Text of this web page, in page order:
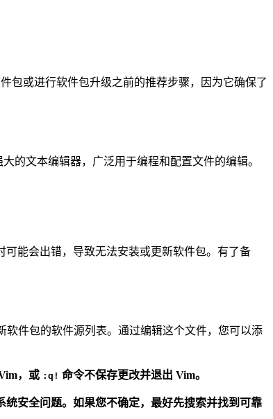
包或进行软件包升级之前的推荐步骤，因为它确保了
的文本编辑器，广泛用于编程和配置文件的编辑。
可能会出错，导致无法安装或更新软件包。有了备
软件包的软件源列表。通过编辑这个文件，您可以添
，或 :q! 命令不保存更改并退出 Vim。
安全问题。如果您不确定，最好先搜索并找到可靠